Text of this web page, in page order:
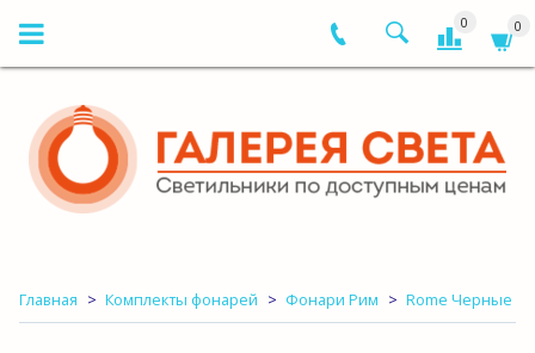
0 0
Главная Комплекты фонарей Фонари Рим Rome Черные